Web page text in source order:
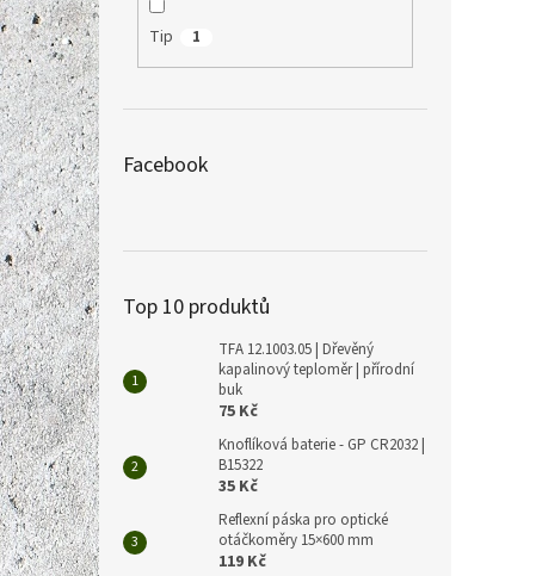
Tip 1
Facebook
Top 10 produktů
TFA 12.1003.05 | Dřevěný
kapalinový teploměr | přírodní
buk
75 Kč
Knoflíková baterie - GP CR2032 |
B15322
35 Kč
Reflexní páska pro optické
otáčkoměry 15×600 mm
119 Kč